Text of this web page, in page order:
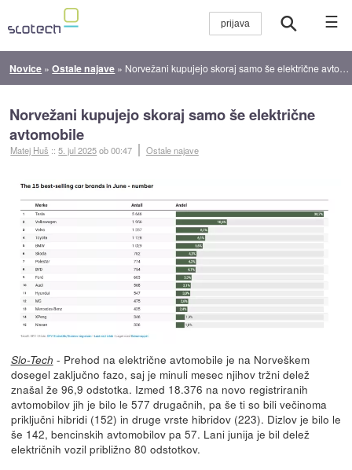
☰
Novice »Ostale najave » Norvežani kupujejo skoraj samo še električne avtomobile
Norvežani kupujejo skoraj samo še električne
avtomobile
Matej Huš ::5. jul 2025ob 00:47 Ostale najave
Slo-Tech - Prehod na električne avtomobile je na Norveškem
dosegel zaključno fazo, saj je minuli mesec njihov tržni delež
znašal že 96,9 odstotka. Izmed 18.376 na novo registriranih
avtomobilov jih je bilo le 577 drugačnih, pa še ti so bili večinoma
priključni hibridi (152) in druge vrste hibridov (223). Dizlov je bilo le
še 142, bencinskih avtomobilov pa 57. Lani junija je bil delež
električnih vozil približno 80 odstotkov.